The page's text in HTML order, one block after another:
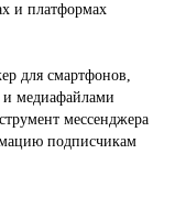
и платформах
для смартфонов,
медиафайлами
мессенджера
подписчикам